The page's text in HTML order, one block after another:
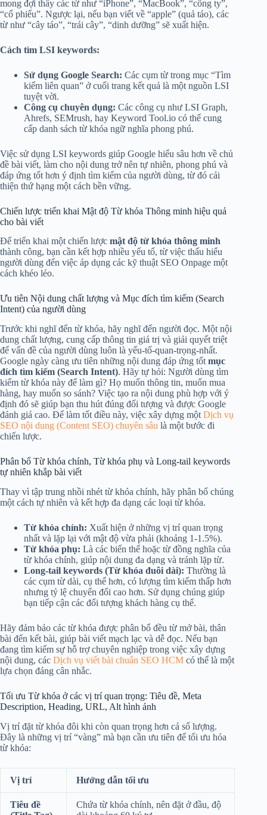
mong đợi thấy các từ như “iPhone”, “MacBook”, “công ty”,
“cổ phiếu”. Ngược lại, nếu bạn viết về “apple” (quả táo), các
từ như “cây táo”, “trái cây”, “dinh dưỡng” sẽ xuất hiện.
Cách tìm LSI keywords:
Sử dụng Google Search: Các cụm từ trong mục “Tìm
kiếm liên quan” ở cuối trang kết quả là một nguồn LSI
tuyệt vời.
Công cụ chuyên dụng: Các công cụ như LSI Graph,
Ahrefs, SEMrush, hay Keyword Tool.io có thể cung
cấp danh sách từ khóa ngữ nghĩa phong phú.
Việc sử dụng LSI keywords giúp Google hiểu sâu hơn về chủ
đề bài viết, làm cho nội dung trở nên tự nhiên, phong phú và
đáp ứng tốt hơn ý định tìm kiếm của người dùng, từ đó cải
thiện thứ hạng một cách bền vững.
Chiến lược triển khai Mật độ Từ khóa Thông minh hiệu quả
cho bài viết
Để triển khai một chiến lược mật độ từ khóa thông minh
thành công, bạn cần kết hợp nhiều yếu tố, từ việc thấu hiểu
người dùng đến việc áp dụng các kỹ thuật SEO Onpage một
cách khéo léo.
Ưu tiên Nội dung chất lượng và Mục đích tìm kiếm (Search
Intent) của người dùng
Trước khi nghĩ đến từ khóa, hãy nghĩ đến người đọc. Một nội
dung chất lượng, cung cấp thông tin giá trị và giải quyết triệt
để vấn đề của người dùng luôn là yếu-tố-quan-trọng-nhất.
Google ngày càng ưu tiên những nội dung đáp ứng tốt mục
đích tìm kiếm (Search Intent). Hãy tự hỏi: Người dùng tìm
kiếm từ khóa này để làm gì? Họ muốn thông tin, muốn mua
hàng, hay muốn so sánh? Việc tạo ra nội dung phù hợp với ý
định đó sẽ giúp bạn thu hút đúng đối tượng và được Google
đánh giá cao. Để làm tốt điều này, việc xây dựng một Dịch vụ
SEO nội dung (Content SEO) chuyên sâu là một bước đi
chiến lược.
Phân bổ Từ khóa chính, Từ khóa phụ và Long-tail keywords
tự nhiên khắp bài viết
Thay vì tập trung nhồi nhét từ khóa chính, hãy phân bổ chúng
một cách tự nhiên và kết hợp đa dạng các loại từ khóa.
Từ khóa chính: Xuất hiện ở những vị trí quan trọng
nhất và lặp lại với mật độ vừa phải (khoảng 1-1.5%).
Từ khóa phụ: Là các biến thể hoặc từ đồng nghĩa của
từ khóa chính, giúp nội dung đa dạng và tránh lặp từ.
Long-tail keywords (Từ khóa đuôi dài): Thường là
các cụm từ dài, cụ thể hơn, có lượng tìm kiếm thấp hơn
nhưng tỷ lệ chuyển đổi cao hơn. Sử dụng chúng giúp
bạn tiếp cận các đối tượng khách hàng cụ thể.
Hãy đảm bảo các từ khóa được phân bổ đều từ mở bài, thân
bài đến kết bài, giúp bài viết mạch lạc và dễ đọc. Nếu bạn
đang tìm kiếm sự hỗ trợ chuyên nghiệp trong việc xây dựng
nội dung, các Dịch vụ viết bài chuẩn SEO HCM có thể là một
lựa chọn đáng cân nhắc.
Tối ưu Từ khóa ở các vị trí quan trọng: Tiêu đề, Meta
Description, Heading, URL, Alt hình ảnh
Vị trí đặt từ khóa đôi khi còn quan trọng hơn cả số lượng.
Đây là những vị trí “vàng” mà bạn cần ưu tiên để tối ưu hóa
từ khóa:
Vị trí Hướng dẫn tối ưu
Tiêu đề
Chứa từ khóa chính, nên đặt ở đầu, độ